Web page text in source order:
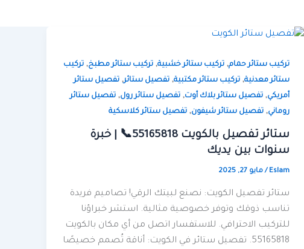
تركيب ستائر حمام, تركيب ستائر خشبية, تركيب ستائر مطبخ, تركيب
ستائر معدنية, تركيب ستائر مكتبية, تفصيل ستائر, تفصيل ستائر
أمريكي, تفصيل ستائر بلاك أوت, تفصيل ستائر رول, تفصيل ستائر
روماني, تفصيل ستائر شيفون, تفصيل ستائر كلاسكية
ستائر تفصيل بالكويت 55165818📞 | خبرة
سنوات بين يديك
Eslam
/مايو 27, 2025
ستائر تفصيل الكويت: نصنع لبيتك الرقي! تصاميم فريدة
تناسب ذوقك وتوفر خصوصية مثالية. استشر خبراؤنا
للتركيب الاحترافي. للاستفسار اتصل من أي مكان بالكويت
55165818. تفصيل ستائر في الكويت: أناقة تُصمم خصيصًا